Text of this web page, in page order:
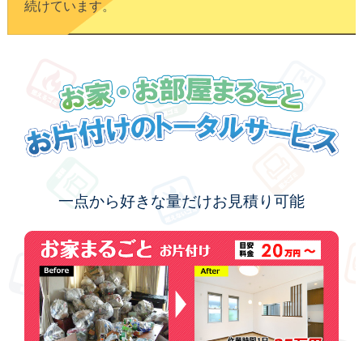
続けています。
お家・お部屋まるごとお片付
一点から好きな量だけお見積り可能